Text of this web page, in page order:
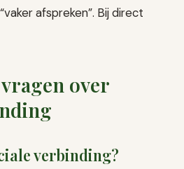
afspreken”. Bij direct
over
verbinding?